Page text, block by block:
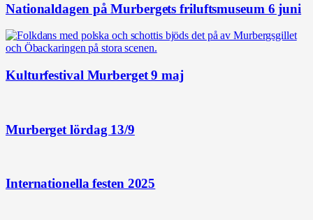
Nationaldagen på Murbergets friluftsmuseum 6 juni
Kulturfestival Murberget 9 maj
Murberget lördag 13/9
Internationella festen 2025